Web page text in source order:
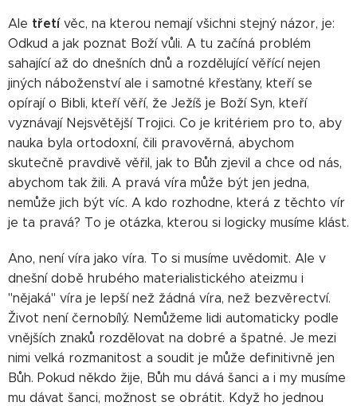
Ale třetívěc, na kterou nemají všichni stejný názor, je:
Odkud a jak poznat Boží vůli. A tu začíná problém
sahající až do dnešních dnů a rozdělující věřící nejen
jiných náboženství ale i samotné křesťany, kteří se
opírají o Bibli, kteří věří, že Ježíš je Boží Syn, kteří
vyznávají Nejsvětější Trojici. Co je kritériem pro to, aby
nauka byla ortodoxní, čili pravověrná, abychom
skutečně pravdivě věřil, jak to Bůh zjevil a chce od nás,
abychom tak žili. A pravá víra může být jen jedna,
nemůže jich být víc. A kdo rozhodne, která z těchto vír
je ta pravá? To je otázka, kterou si logicky musíme klást.
Ano, není víra jako víra. To si musíme uvědomit. Ale v
dnešní době hrubého materialistického ateizmu i
"nějaká" víra je lepší než žádná víra, než bezvěrectví.
Život není černobílý. Nemůžeme lidi automaticky podle
vnějších znaků rozdělovat na dobré a špatné. Je mezi
nimi velká rozmanitost a soudit je může definitivně jen
Bůh. Pokud někdo žije, Bůh mu dává šanci a i my musíme
mu dávat šanci, možnost se obrátit. Když ho jednou